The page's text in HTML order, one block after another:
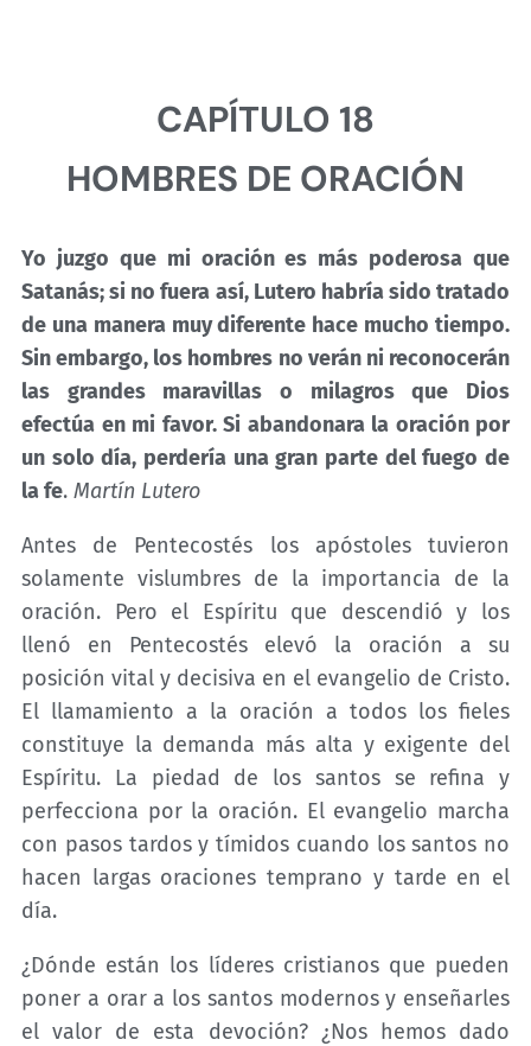
CAPÍTULO 18
HOMBRES DE ORACIÓN
Yo juzgo que mi oración es más poderosa que
Satanás; si no fuera así, Lutero habría sido tratado
de una manera muy diferente hace mucho tiempo.
Sin embargo, los hombres no verán ni reconocerán
las grandes maravillas o milagros que Dios
efectúa en mi favor. Si abandonara la oración por
un solo día, perdería una gran parte del fuego de
la fe. Martín Lutero
Antes de Pentecostés los apóstoles tuvieron
solamente vislumbres de la importancia de la
oración. Pero el Espíritu que descendió y los
llenó en Pentecostés elevó la oración a su
posición vital y decisiva en el evangelio de Cristo.
El llamamiento a la oración a todos los fieles
constituye la demanda más alta y exigente del
Espíritu. La piedad de los santos se refina y
perfecciona por la oración. El evangelio marcha
con pasos tardos y tímidos cuando los santos no
hacen largas oraciones temprano y tarde en el
día.
¿Dónde están los líderes cristianos que pueden
poner a orar a los santos modernos y enseñarles
el valor de esta devoción? ¿Nos hemos dado